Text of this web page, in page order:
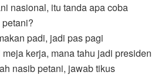
nasional, itu tanda apa coba
padi, jadi pas pagi
kerja, mana tahu jadi presiden
nasib petani, jawab tikus